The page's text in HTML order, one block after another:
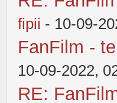
fipii - 10-09-
FanFilm -
10-09-2022,
RE: